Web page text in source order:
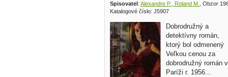
Spisovatel : Alexandre P., Roland M.
, Obzor
Katalogové číslo: J5907
Dobrodružný a
detektívny román,
ktorý bol odmenený
Veľkou cenou za
dobrodružný román v
Paríži r. 1956...